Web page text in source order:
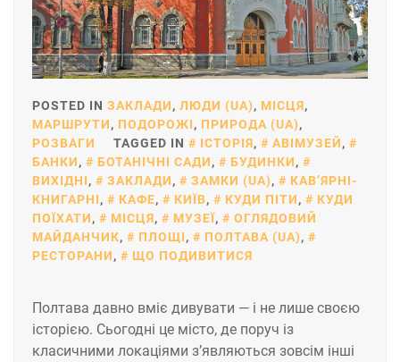
POSTED IN ЗАКЛАДИ, ЛЮДИ (UA), МІСЦЯ,
МАРШРУТИ, ПОДОРОЖІ, ПРИРОДА (UA),
РОЗВАГИ
TAGGED IN ІСТОРІЯ, АВІМУЗЕЙ,
БАНКИ, БОТАНІЧНІ САДИ, БУДИНКИ,
ВИХІДНІ, ЗАКЛАДИ, ЗАМКИ (UA),
КАВʼЯРНІ-
КНИГАРНІ, КАФЕ, КИЇВ, КУДИ ПІТИ,
КУДИ
ПОЇХАТИ, МІСЦЯ, МУЗЕЇ,
ОГЛЯДОВИЙ
МАЙДАНЧИК, ПЛОЩІ, ПОЛТАВА (UA),
РЕСТОРАНИ, ЩО ПОДИВИТИСЯ
Полтава давно вміє дивувати — і не лише своєю
історією. Сьогодні це місто, де поруч із
класичними локаціями з’являються зовсім інші